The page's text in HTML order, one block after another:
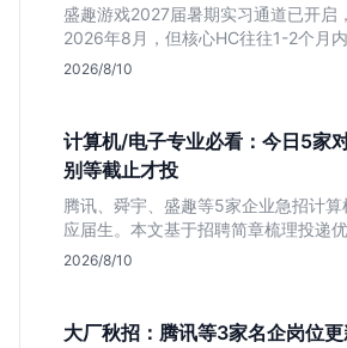
盛趣游戏2027届暑期实习通道已开启
2026年8月，但核心HC往往1-2个月
游戏大厂“招满即止”的招聘逻辑，提醒
2026/8/10
计算机/电子专业必看：今日5家
别等截止才投
腾讯、舜宇、盛趣等5家企业急招计
应届生。本文基于招聘简章梳理投递
及截止时间，助你快速决策。
2026/8/10
大厂秋招：腾讯等3家名企岗位